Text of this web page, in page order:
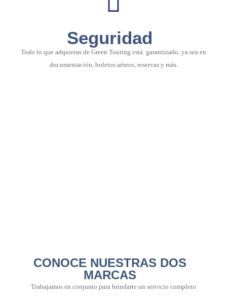
Seguridad
Todo lo que adquieras de Green Touring está garantizado, ya sea en
documentación, boletos aéreos, reservas y más.
CONOCE NUESTRAS DOS
MARCAS
Trabajamos en conjunto para brindarte un servicio completo